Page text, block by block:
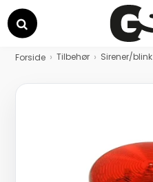
Søg
Forside Tilbehør Sirener/blink